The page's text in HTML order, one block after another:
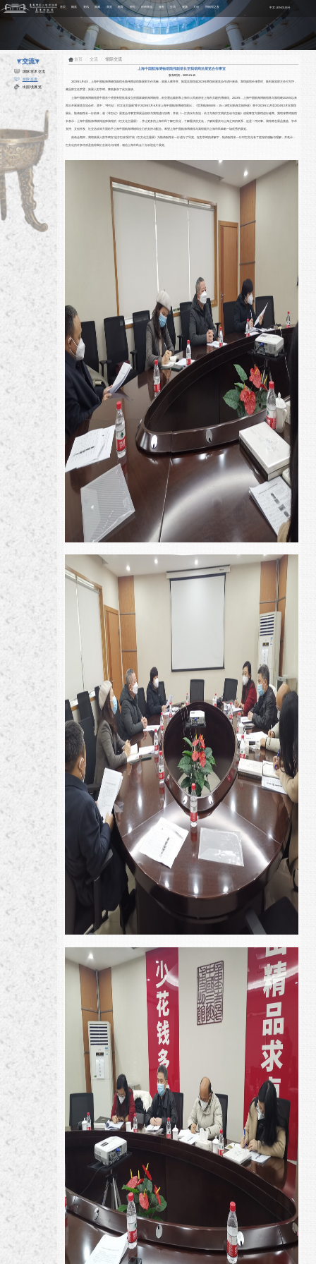
首页 概览 资讯 典藏 展览 教育 研究 科研基地 服务 交流 资源 文创 博物馆之友 中文| ENGLISH
交流
国际学术交流
馆际交流
出国境展览
首页 交流 馆际交流
上海中国航海博物馆陆伟副馆长至我馆商洽展览合作事宜
发布时间：2023-01-15
2023年1月4日，上海中国航海博物馆副馆长陆伟携该馆陈展部主任毛敏，策展人蔡亭亭、陈晨至我馆就2023年两馆的展览合作进行座谈。我馆副馆长张荣祥、陈列展览部主任付万坪，
藏品部主任罗霞，策展人彭学斌、黎然参加了此次座谈。
上海中国航海博物馆是中国首个经国务院批准设立的国家级航海博物馆，由交通运输部和上海市人民政府在上海市共建的博物馆。2023年，上海中国航海博物馆将与我馆继2015年以来
再次开展展览交流合作。其中，“寻巴记：巴文化主题展”将于2023年3月-6月在上海中国航海博物馆展出，《世界航海500年：15—19世纪航海文物特展》将于2023年11月至2024年2月在我馆
展出。陆伟副馆长一行前来，就《寻巴记》展览合作事宜和展品组织与我馆进行协商，并就《一江清水向东流：长江与海洋文明的互动与交融》借展事宜与我馆进行磋商。我馆张荣祥副馆
长表示：上海中国航海博物馆选择我馆的《巴文化主题展》，并让更多的上海市民了解巴文化，了解重庆的文化，了解到重庆与上海之间的联系，这是一件好事。我馆将在展品挑选、学术
支持、文创开发、社交活动等方面给予上海中国航海博物馆全力的支持与配合。希望上海中国航海博物馆与我馆能为上海市民奉献一场优秀的展览。
座谈会期间，我馆策展人彭学斌在“远古巴渝”展厅就《巴文化主题展》为陆伟副馆长一行进行了导览。在彭学斌的讲解下，陆伟副馆长一行对巴文化有了更深的感触与理解，并表示：
巴文化的许多特质是值得我们去谈论与传播，相信上海市民会十分欢迎这个展览。